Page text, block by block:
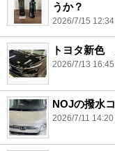
うか？
2026/7/15 12:34
トヨタ新色
2026/7/13 16:45
NOJの撥水
2026/7/11 14:20